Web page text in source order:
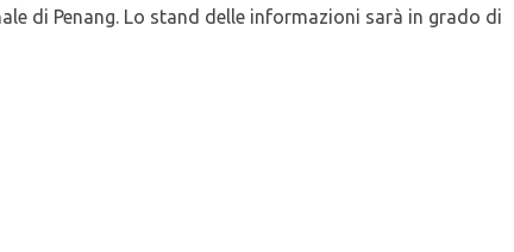
di Penang. Lo stand delle informazioni sarà in grado di